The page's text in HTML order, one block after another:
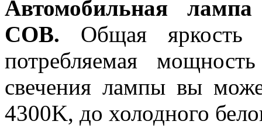
Автомобильная
COB. Общая яркость
потребляемая
свечения лампы вы
4300K, до холодного